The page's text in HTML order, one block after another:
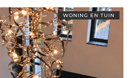
WONING EN TUIN